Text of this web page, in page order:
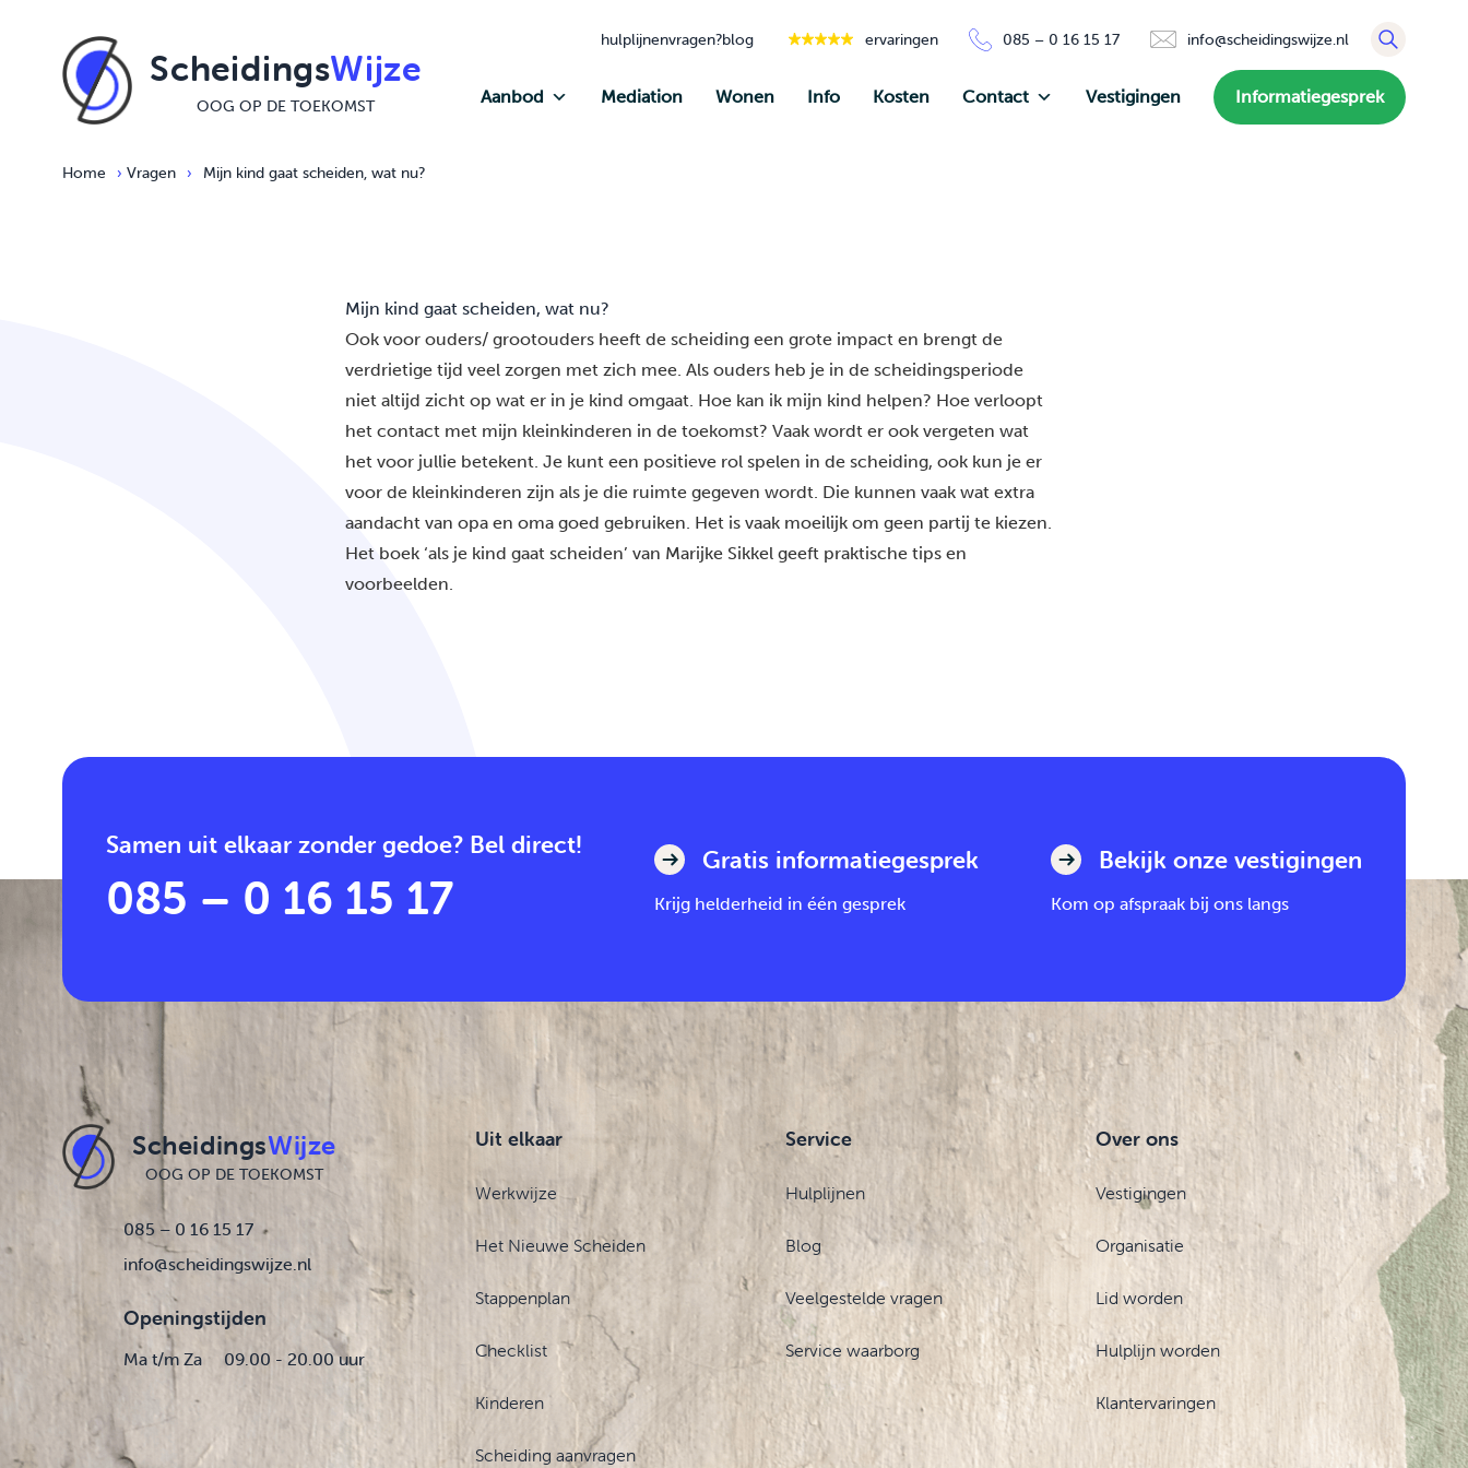
ScheidingsWijze
OOG OP DE TOEKOMST
hulplijnenvragen?blog ervaringen 085 – 0 16 15 17 info@scheidingswijze.nl
Aanbod Mediation Wonen Info Kosten Contact Vestigingen Informatiegesprek
Home › Vragen › Mijn kind gaat scheiden, wat nu?
Mijn kind gaat scheiden, wat nu?
Ook voor ouders/ grootouders heeft de scheiding een grote impact en brengt de
verdrietige tijd veel zorgen met zich mee. Als ouders heb je in de scheidingsperiode
niet altijd zicht op wat er in je kind omgaat. Hoe kan ik mijn kind helpen? Hoe verloopt
het contact met mijn kleinkinderen in de toekomst? Vaak wordt er ook vergeten wat
het voor jullie betekent. Je kunt een positieve rol spelen in de scheiding, ook kun je er
voor de kleinkinderen zijn als je die ruimte gegeven wordt. Die kunnen vaak wat extra
aandacht van opa en oma goed gebruiken. Het is vaak moeilijk om geen partij te kiezen.
Het boek ‘als je kind gaat scheiden’ van Marijke Sikkel geeft praktische tips en
voorbeelden.
Samen uit elkaar zonder gedoe? Bel direct!
085 – 0 16 15 17
Gratis informatiegesprek
Krijg helderheid in één gesprek
Bekijk onze vestigingen
Kom op afspraak bij ons langs
ScheidingsWijze
OOG OP DE TOEKOMST
085 – 0 16 15 17
info@scheidingswijze.nl
Openingstijden
Ma t/m Za 09.00 - 20.00 uur
Uit elkaar
Werkwijze
Het Nieuwe Scheiden
Stappenplan
Checklist
Kinderen
Scheiding aanvragen
Service
Hulplijnen
Blog
Veelgestelde vragen
Service waarborg
Over ons
Vestigingen
Organisatie
Lid worden
Hulplijn worden
Klantervaringen